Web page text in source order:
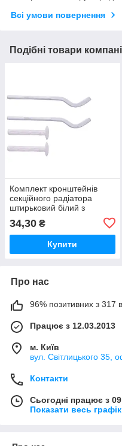
Всі умови повернення
Подібні товари
Комплект кронштейнів
секційного радіатора
штирьковий білий з
(пар.4од.)
34,30 ₴
Купити
Про нас
96% позитивних з 317
Працює з 12.03.2013
м. Київ
вул. Світлицького 35,
Контакти
Сьогодні працює з
Показати весь